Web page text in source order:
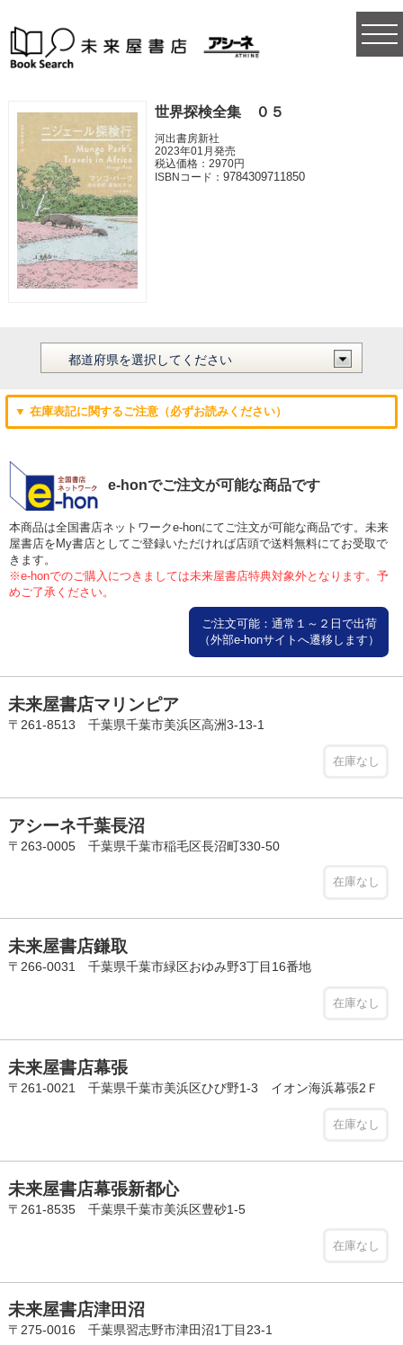
世界探検全集 ０５
河出書房新社
2023年01月発売
税込価格：2970円
ISBNコード：9784309711850
▼ 在庫表記に関するご注意（必ずお読みください）
e-honでご注文が可能な商品です
本商品は全国書店ネットワークe-honにてご注文が可能な商品です。未来
屋書店をMy書店としてご登録いただければ店頭で送料無料にてお受取で
きます。
※e-honでのご購入につきましては未来屋書店特典対象外となります。予
めご了承ください。
ご注文可能：通常１～２日で出荷
（外部e-honサイトへ遷移します）
未来屋書店マリンピア
〒261-8513 千葉県千葉市美浜区高洲3-13-1
在庫なし
アシーネ千葉長沼
〒263-0005 千葉県千葉市稲毛区長沼町330-50
在庫なし
未来屋書店鎌取
〒266-0031 千葉県千葉市緑区おゆみ野3丁目16番地
在庫なし
未来屋書店幕張
〒261-0021 千葉県千葉市美浜区ひび野1-3 イオン海浜幕張2Ｆ
在庫なし
未来屋書店幕張新都心
〒261-8535 千葉県千葉市美浜区豊砂1-5
在庫なし
未来屋書店津田沼
〒275-0016 千葉県習志野市津田沼1丁目23-1